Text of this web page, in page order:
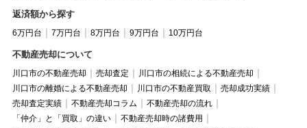
返済額から探す
6万円台 7万円台 8万円台 9万円台 10万円台
不動産売却について
川口市の不動産売却 売却査定
川口市の相続による不動産売却
川口市の離婚による不動産売却
川口市の不動産買取
売却成功実績
売却査定実績
不動産売却コラム
不動産売却の流れ
「仲介」と「買取」の違い
不動産売却時の諸費用